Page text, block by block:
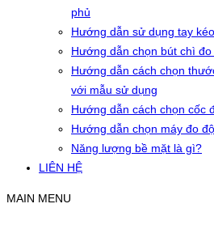
phủ
Hướng dẫn sử dụng tay
Hướng dẫn chọn bút chì
Hướng dẫn cách chọn
với mẫu sử dụng
Hướng dẫn cách chọn cốc
Hướng dẫn chọn máy đo
Năng lượng bề mặt là gì?
LIÊN HỆ
MAIN MENU